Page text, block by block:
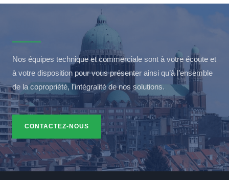
Nos équipes technique et commerciale sont à votre écoute et
à votre disposition pour vous présenter ainsi qu’à l’ensemble
de la copropriété, l’intégralité de nos solutions.
CONTACTEZ-NOUS